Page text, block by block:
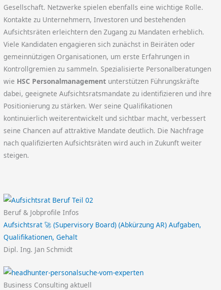
Gesellschaft. Netzwerke spielen ebenfalls eine wichtige Rolle.
Kontakte zu Unternehmern, Investoren und bestehenden
Aufsichtsräten erleichtern den Zugang zu Mandaten erheblich.
Viele Kandidaten engagieren sich zunächst in Beiräten oder
gemeinnützigen Organisationen, um erste Erfahrungen in
Kontrollgremien zu sammeln. Spezialisierte Personalberatungen
wie HSC Personalmanagement unterstützen Führungskräfte
dabei, geeignete Aufsichtsratsmandate zu identifizieren und ihre
Positionierung zu stärken. Wer seine Qualifikationen
kontinuierlich weiterentwickelt und sichtbar macht, verbessert
seine Chancen auf attraktive Mandate deutlich. Die Nachfrage
nach qualifizierten Aufsichtsräten wird auch in Zukunft weiter
steigen.
Beruf & Jobprofile Infos
Aufsichtsrat 🚀 (Supervisory Board) (Abkürzung AR) Aufgaben,
Qualifikationen, Gehalt
Dipl. Ing. Jan Schmidt
Business Consulting aktuell